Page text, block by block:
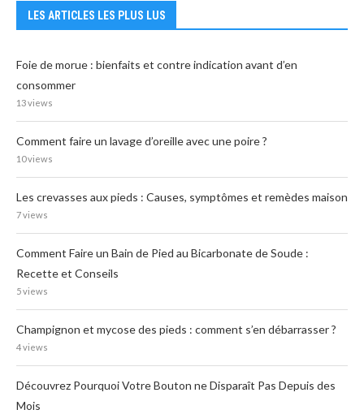
LES ARTICLES LES PLUS LUS
Foie de morue : bienfaits et contre indication avant d’en
consommer
13 views
Comment faire un lavage d’oreille avec une poire ?
10 views
Les crevasses aux pieds : Causes, symptômes et remèdes maison
7 views
Comment Faire un Bain de Pied au Bicarbonate de Soude :
Recette et Conseils
5 views
Champignon et mycose des pieds : comment s’en débarrasser ?
4 views
Découvrez Pourquoi Votre Bouton ne Disparaît Pas Depuis des
Mois